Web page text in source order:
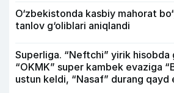
O‘zbekistonda kasbiy mahorat
tanlov g‘oliblari aniqlandi
Superliga. “Neftchi” yirik hisobda
“OKMK” super kambek evaziga
ustun keldi, “Nasaf” durang qayd